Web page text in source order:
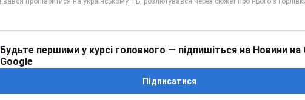
Будьте першими у курсі головного — підпишіться на Новини на
Google
Підписатися